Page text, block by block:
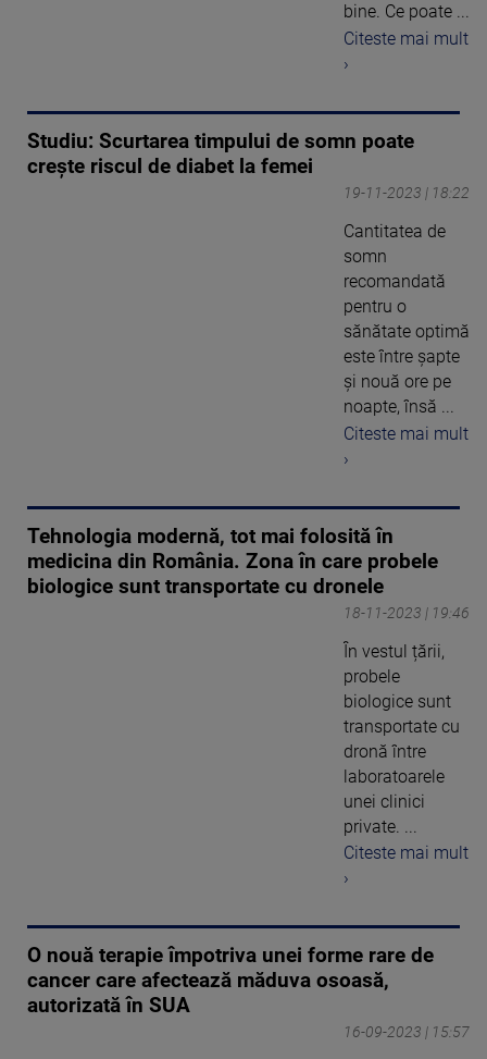
bine. Ce poate ...
Citeste mai mult
›
Studiu: Scurtarea timpului de somn poate
creşte riscul de diabet la femei
19-11-2023 | 18:22
Cantitatea de
somn
recomandată
pentru o
sănătate optimă
este între şapte
şi nouă ore pe
noapte, însă ...
Citeste mai mult
›
Tehnologia modernă, tot mai folosită în
medicina din România. Zona în care probele
biologice sunt transportate cu dronele
18-11-2023 | 19:46
În vestul țării,
probele
biologice sunt
transportate cu
dronă între
laboratoarele
unei clinici
private. ...
Citeste mai mult
›
O nouă terapie împotriva unei forme rare de
cancer care afectează măduva osoasă,
autorizată în SUA
16-09-2023 | 15:57